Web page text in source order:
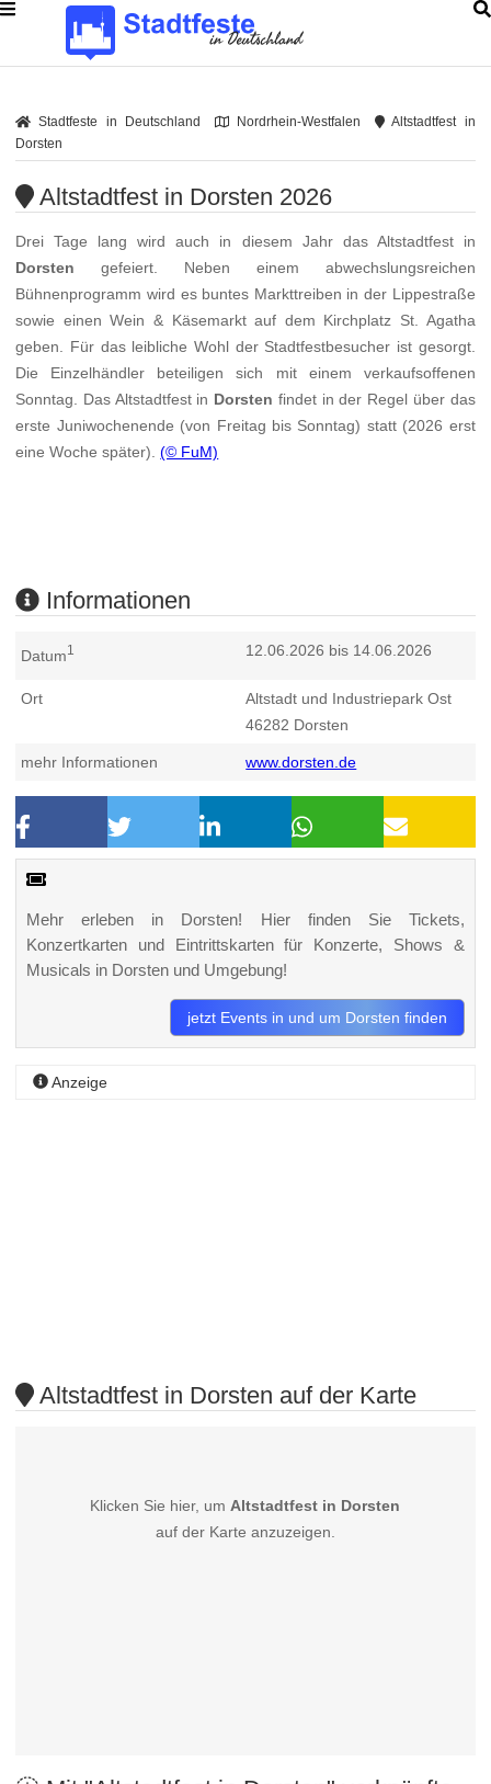
Stadtfeste in Deutschland Nordrhein-Westfalen
Altstadtfest in
Dorsten
Altstadtfest in Dorsten 2026
Drei Tage lang wird auch in diesem Jahr das Altstadtfest in
Dorsten gefeiert. Neben einem abwechslungsreichen
Bühnenprogramm wird es buntes Markttreiben in der Lippestraße
sowie einen Wein & Käsemarkt auf dem Kirchplatz St. Agatha
geben. Für das leibliche Wohl der Stadtfestbesucher ist gesorgt.
Die Einzelhändler beteiligen sich mit einem verkaufsoffenen
Sonntag. Das Altstadtfest in Dorsten findet in der Regel über das
erste Juniwochenende (von Freitag bis Sonntag) statt (2026 erst
eine Woche später).(© FuM)
Informationen
Datum1 12.06.2026 bis 14.06.2026
Ort
Altstadt und Industriepark Ost
46282 Dorsten
mehr Informationen www.dorsten.de
Mehr erleben in Dorsten! Hier finden Sie Tickets,
Konzertkarten und Eintrittskarten für Konzerte, Shows &
Musicals in Dorsten und Umgebung!
jetzt Events in und um Dorsten finden
Anzeige
Altstadtfest in Dorsten auf der Karte
Klicken Sie hier, umAltstadtfest in Dorsten
auf der Karte anzuzeigen.